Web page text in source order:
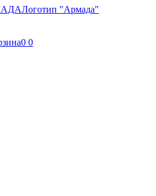
Логотип "Армада"
0 0